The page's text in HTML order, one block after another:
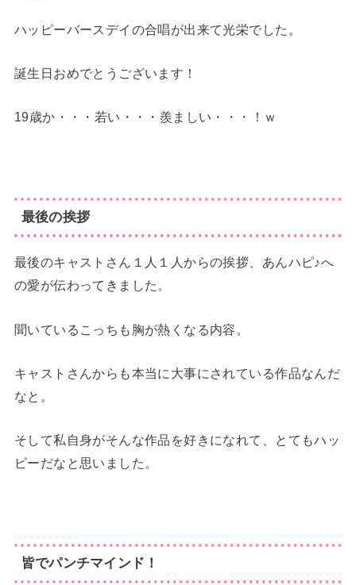
ハッピーバースデイの合唱が出来て光栄でした。
誕生日おめでとうございます！
19歳か・・・若い・・・羨ましい・・・！ｗ
最後の挨拶
最後のキャストさん１人１人からの挨拶、あんハピ♪へ
の愛が伝わってきました。
聞いているこっちも胸が熱くなる内容。
キャストさんからも本当に大事にされている作品なんだ
なと。
そして私自身がそんな作品を好きになれて、とてもハッ
ピーだなと思いました。
皆でパンチマインド！